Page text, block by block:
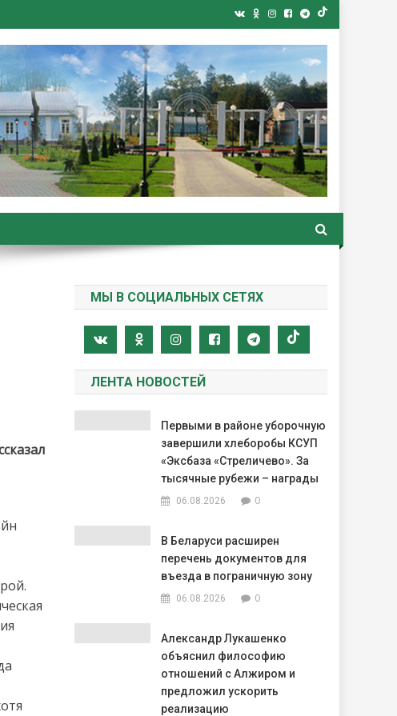
газета
МЫ В СОЦИАЛЬНЫХ СЕТЯХ
ЛЕНТА НОВОСТЕЙ
Первыми в районе уборочную
завершили хлеборобы КСУП
«Эксбаза «Стреличево». За
тысячные рубежи – награды
06.08.2026 0
В Беларуси расширен
перечень документов для
въезда в пограничную зону
06.08.2026 0
Александр Лукашенко
объяснил философию
отношений с Алжиром и
предложил ускорить
реализацию